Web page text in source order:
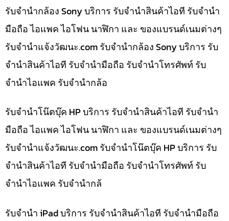
รับจำนำกล้อง Sony บริการ รับจำนำสินค้าไอที รับจำนำ
มือถือ ไอแพค ไอโฟน นาฬิกา และ ของแบรนด์เนมต่างๆ
รับจํานําแจ้งวัฒนะ.com รับจำนำกล้อง Sony บริการ รับ
จำนำสินค้าไอที รับจำนำมือถือ รับจำนำโทรศัพท์ รับ
จำนำไอแพค รับจำนำกล้อ
รับจำนำโน๊ตบุ๊ค HP บริการ รับจำนำสินค้าไอที รับจำนำ
มือถือ ไอแพค ไอโฟน นาฬิกา และ ของแบรนด์เนมต่างๆ
รับจํานําแจ้งวัฒนะ.com รับจำนำโน๊ตบุ๊ค HP บริการ รับ
จำนำสินค้าไอที รับจำนำมือถือ รับจำนำโทรศัพท์ รับ
จำนำไอแพค รับจำนำกล้
รับจำนำ iPad บริการ รับจำนำสินค้าไอที รับจำนำมือถือ